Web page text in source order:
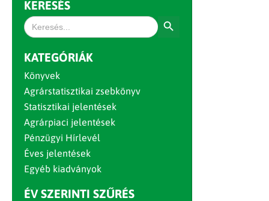
KERESÉS
Search
for:
KATEGÓRIÁK
Könyvek
Agrárstatisztikai zsebkönyv
Statisztikai jelentések
Agrárpiaci jelentések
Pénzügyi Hírlevél
Éves jelentések
Egyéb kiadványok
ÉV SZERINTI SZŰRÉS